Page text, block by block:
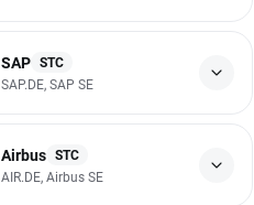
SAP STC
SAP.DE, SAP SE
Airbus STC
AIR.DE, Airbus SE